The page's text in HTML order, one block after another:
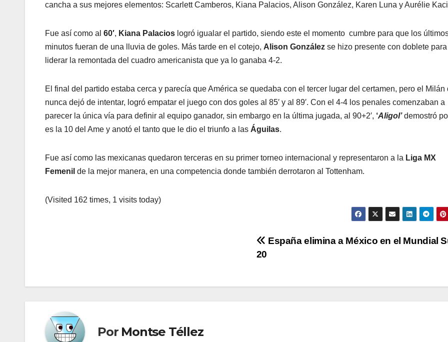
cancha a sus mejores elementos: Scarlett Camberos, Kiana Palacios, Alison González, Karen Luna y Aurélie
Fue así como al 60′, Kiana Palacios logró igualar el partido, siendo este el momento cumbre para que los
minutos fueran de una lluvia de goles. Más tarde en el cotejo, Alison González se hizo presente con doblete para
liderar la remontada del cuadro americanista que ya lo ganaba 4-2.
El final del partido estaba cerca y parecía que América se quedaba con el tercer lugar del certamen, pero el Milán
nunca dejó de intentar, logró empatar el juego con dos goles al 85′ y al 89′. Con el 4-4 los penales comenzaban a
parecer la única vía para definir al equipo ganador, sin embargo en la última jugada, al 90+2′, ‘Aligol’ demostró
es la 10 del Ame y anotó el tanto que le dio el triunfo a las Águilas.
Fue así como las mexicanas quedaron terceras en su primer torneo internacional y representaron a la Liga MX
Femenil de la mejor manera, en una competencia donde también derrotaron al Tottenham.
(Visited 162 times, 1 visits today)
entradas
España elimina a México en el Mundial
20
Por Montse Téllez